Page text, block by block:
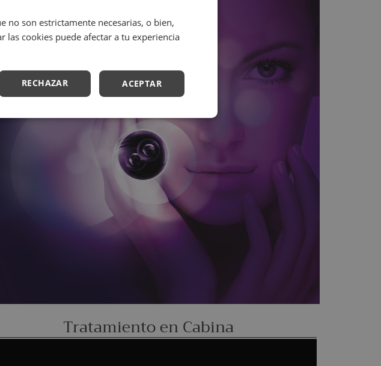
Tratamiento en Cabina
no son estrictamente necesarias, o bien,
las cookies puede afectar a tu experiencia
ACEPTAR
RECHAZAR